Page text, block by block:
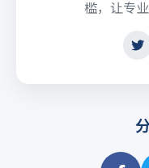
槛，让专